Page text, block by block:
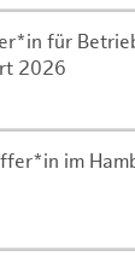
für
2026
im